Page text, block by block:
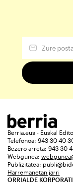
Berria.eus - Euskal
Telefonoa: 943 30 40
Bezero arreta: 943 30
Webgunea:
Publizitatea:
Harremanetan jarri
ORRIALDE